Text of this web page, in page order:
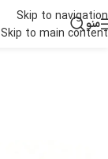
Skip to navigation
Skip to main content
منو